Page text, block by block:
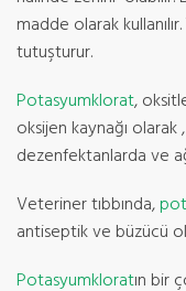
madde olarak
tutuşturur.
Potasyumklorat,
oksijen kaynağı olarak
dezenfektanlarda ve
Veteriner tıbbında,
antiseptik ve büzücü
Potasyumkloratın bir